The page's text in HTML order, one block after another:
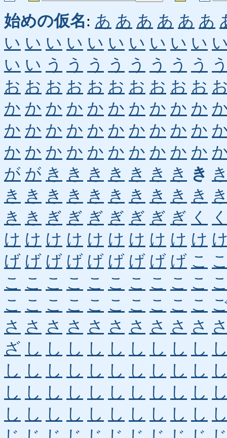
始めの仮名: あ あ あ あ あ あ
い い い い い い い い い い
い い う う う う う う う う
お お お お お お お お お お
か か か か か か か か か か
か か か か か か か か か か
か か か か か か か か か か
が が き き き き き き き き
き き き き き き き き き き
き き ぎ ぎ ぎ ぎ ぎ ぎ ぎ く
け け け け け け け け け け
げ げ げ げ げ げ げ げ げ こ
こ こ こ こ こ こ こ こ こ こ
こ こ こ こ こ こ こ こ こ こ
さ さ さ さ さ さ さ さ さ さ
ざ し し し し し し し し し
し し し し し し し し し し
し し し し し し し し し し
し し し し し し し し し し